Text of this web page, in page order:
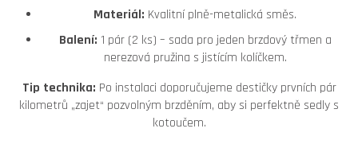
Materiál: Kvalitní plně-metalická směs.
Balení: 1 pár (2 ks) – sada pro jeden brzdový třmen a
nerezová pružina s jistícím kolíčkem.
Tip technika: Po instalaci doporučujeme destičky prvních pár
kilometrů „zajet“ pozvolným brzděním, aby si perfektně sedly s
kotoučem.